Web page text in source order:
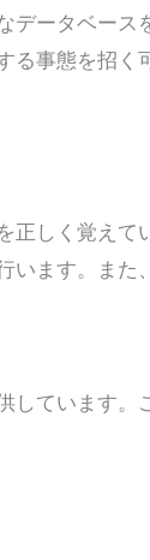
ータベー
事態を招
しく覚え
ます。また
ています